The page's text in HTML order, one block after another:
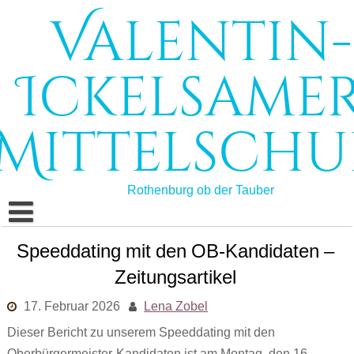
Valentin-
Rothenburg ob der Tauber
Start
Schulprofil
Schulleitung
Schulleben
Bildungsangebote
Speeddating mit den OB-Kandidaten –
Zeitungsartikel
17. Februar 2026
Lena Zobel
Dieser Bericht zu unserem Speeddating mit den